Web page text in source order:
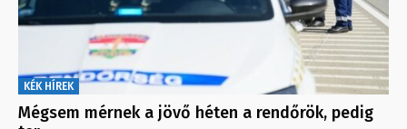
KÉK HÍREK
Mégsem mérnek a jövő héten a rendőrök, pedig